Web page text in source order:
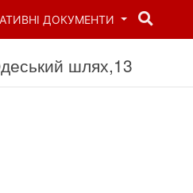
ДОКУМЕНТИ
шлях,13